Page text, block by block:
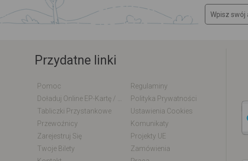
Przydatne linki
Pomoc
Regulaminy
Polityka Prywatności
Tabliczki Przystankowe
Ustawienia Cookies
Przewoźnicy
Komunikaty
Zarejestruj Się
Projekty UE
Twoje Bilety
Zamówienia